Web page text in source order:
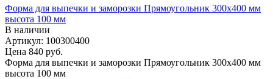
Форма для выпечки и заморозки Прямоугольник 300х400 мм
высота 100 мм
В наличии
Артикул: 100300400
Цена 840 руб.
Форма для выпечки и заморозки Прямоугольник 300х400 мм
высота 100 мм